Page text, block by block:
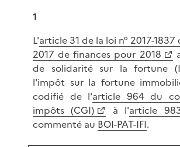
1
L'article 31 de la loi n° 2017-
2017 de finances pour 2018
de solidarité sur la fortune
l'impôt sur la fortune
codifié de l'article 964 du
impôts (CGI)
à l'article
commenté au BOI-PAT-IFI.